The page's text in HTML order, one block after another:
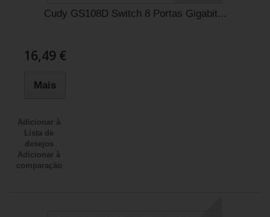
Cudy GS108D Switch 8 Portas Gigabit...
16,49 €
Mais
Adicionar à
Lista de
desejos
Adicionar à
comparação